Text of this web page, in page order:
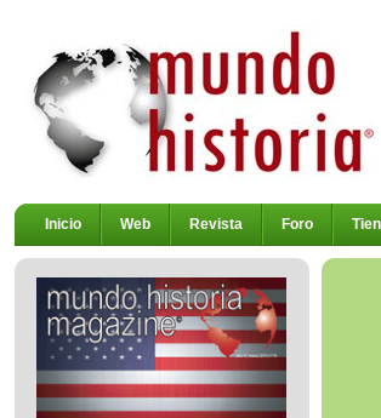
Inicio Web Revista Foro